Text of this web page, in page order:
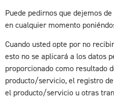
Puede pedirnos que dejemos
en cualquier momento
Cuando usted opte por no
esto no se aplicará a los datos
proporcionado como resultado
producto/servicio, el registro
el producto/servicio u otras